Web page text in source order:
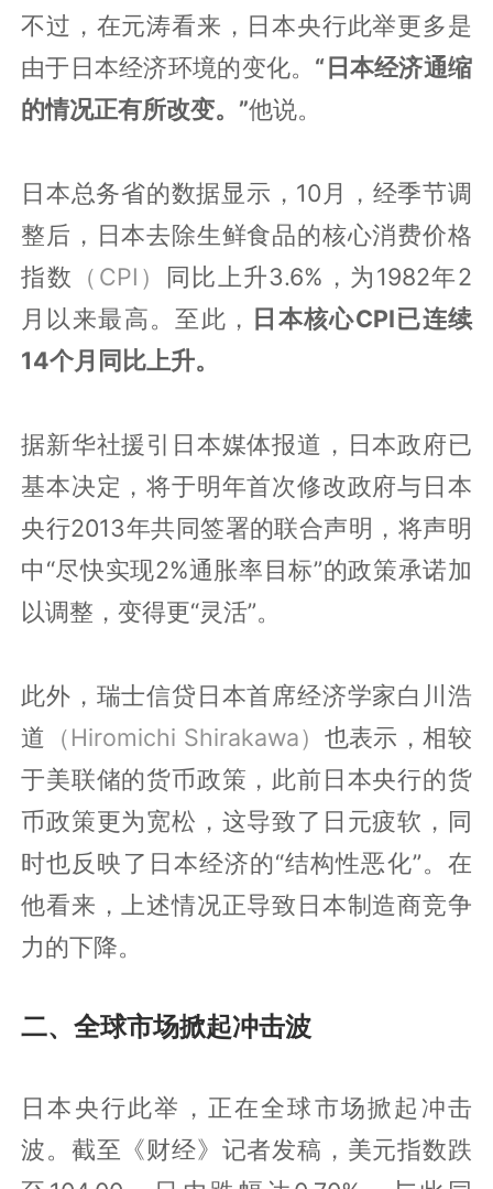
不过，在元涛看来，日本央行此举更多是
由于日本经济环境的变化。 “日本经济通缩
的情况正有所改变。”他说。
日本总务省的数据显示，10月，经季节调
整后，日本去除生鲜食品的核心消费价格
指数 （CPI） 同比上升3.6%，为1982年2
月以来最高。至此， 日本核心CPI已连续
14个月同比上升。
据新华社援引日本媒体报道，日本政府已
基本决定，将于明年首次修改政府与日本
央行2013年共同签署的联合声明，将声明
中“尽快实现2%通胀率目标”的政策承诺加
以调整，变得更“灵活”。
此外，瑞士信贷日本首席经济学家白川浩
道 （Hiromichi Shirakawa） 也表示，相较
于美联储的货币政策，此前日本央行的货
币政策更为宽松，这导致了日元疲软，同
时也反映了日本经济的“结构性恶化”。在
他看来，上述情况正导致日本制造商竞争
力的下降。
二、全球市场掀起冲击波
日本央行此举，正在全球市场掀起冲击
波。截至《财经》记者发稿，美元指数跌